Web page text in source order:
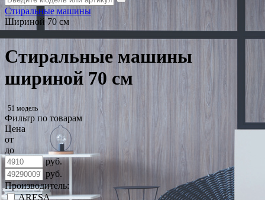
Стиральные машины
Шириной 70 см
Стиральные машины
шириной 70 см
51 модель
Фильтр по товарам
Цена
от
до
руб.
руб.
Производитель:
ARESA